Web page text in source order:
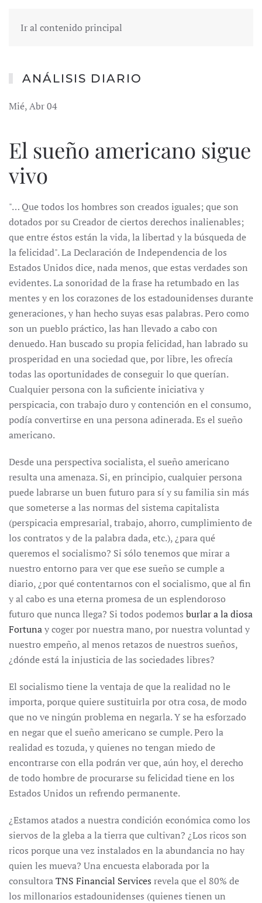
Ir al contenido principal
ANÁLISIS DIARIO
Mié, Abr 04
El sueño americano sigue
vivo
"… Que todos los hombres son creados iguales; que son
dotados por su Creador de ciertos derechos inalienables;
que entre éstos están la vida, la libertad y la búsqueda de
la felicidad". La Declaración de Independencia de los
Estados Unidos dice, nada menos, que estas verdades son
evidentes. La sonoridad de la frase ha retumbado en las
mentes y en los corazones de los estadounidenses durante
generaciones, y han hecho suyas esas palabras. Pero como
son un pueblo práctico, las han llevado a cabo con
denuedo. Han buscado su propia felicidad, han labrado su
prosperidad en una sociedad que, por libre, les ofrecía
todas las oportunidades de conseguir lo que querían.
Cualquier persona con la suficiente iniciativa y
perspicacia, con trabajo duro y contención en el consumo,
podía convertirse en una persona adinerada. Es el sueño
americano.
Desde una perspectiva socialista, el sueño americano
resulta una amenaza. Si, en principio, cualquier persona
puede labrarse un buen futuro para sí y su familia sin más
que someterse a las normas del sistema capitalista
(perspicacia empresarial, trabajo, ahorro, cumplimiento de
los contratos y de la palabra dada, etc.), ¿para qué
queremos el socialismo? Si sólo tenemos que mirar a
nuestro entorno para ver que ese sueño se cumple a
diario, ¿por qué contentarnos con el socialismo, que al fin
y al cabo es una eterna promesa de un esplendoroso
futuro que nunca llega? Si todos podemos burlar a la diosa
Fortunay coger por nuestra mano, por nuestra voluntad y
nuestro empeño, al menos retazos de nuestros sueños,
¿dónde está la injusticia de las sociedades libres?
El socialismo tiene la ventaja de que la realidad no le
importa, porque quiere sustituirla por otra cosa, de modo
que no ve ningún problema en negarla. Y se ha esforzado
en negar que el sueño americano se cumple. Pero la
realidad es tozuda, y quienes no tengan miedo de
encontrarse con ella podrán ver que, aún hoy, el derecho
de todo hombre de procurarse su felicidad tiene en los
Estados Unidos un refrendo permanente.
¿Estamos atados a nuestra condición económica como los
siervos de la gleba a la tierra que cultivan? ¿Los ricos son
ricos porque una vez instalados en la abundancia no hay
quien les mueva? Una encuesta elaborada por la
consultoraTNS Financial Services revela que el 80% de
los millonarios estadounidenses (quienes tienen un